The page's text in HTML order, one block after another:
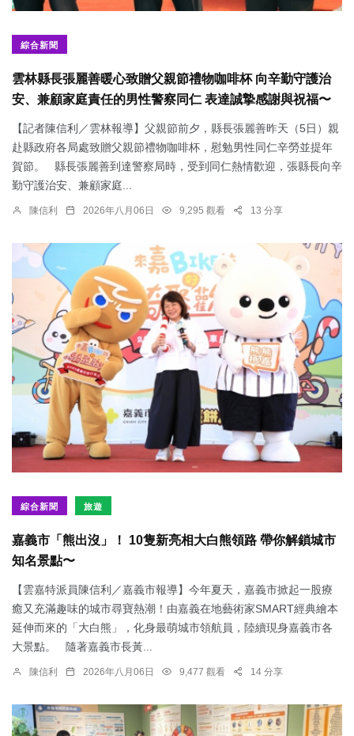
綜合新聞
雲林縣長張麗善暖心致贈父親節禮物咖啡杯 向辛勤守護治
安、兼顧家庭責任的男性警察同仁 表達誠摯感謝與祝福〜
【記者陳信利／雲林報導】父親節前夕，縣長張麗善昨天（5日）親
赴縣政府各局處致贈父親節禮物咖啡杯，慰勉男性同仁辛勞並提年
賀節。 縣長張麗善到達警察局時，受到同仁熱情歡迎，張縣長向辛
勤守護治安、兼顧家庭...
陳信利 2026年八月06日 9,295 觀看 13 分享
綜合新聞 旅遊
嘉義市「熊出沒」！ 10隻新亮相大白熊領路 帶你解鎖城市
知名景點〜
【雲嘉特派員陳信利／嘉義市報導】今年夏天，嘉義市掀起一股療
癒又充滿趣味的城市尋寶熱潮！由嘉義在地藝術家SMART經典繪本
延伸而來的「大白熊」，化身最萌城市領航員，陸續現身嘉義市各
大景點。 隨著嘉義市長黃...
陳信利 2026年八月06日 9,477 觀看 14 分享